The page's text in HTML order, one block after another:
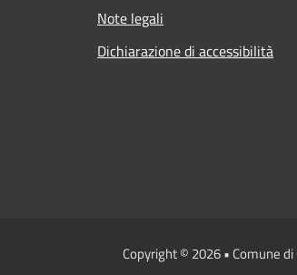
Note legali
Dichiarazione di accessibilità
Copyright © 2026 • Comune